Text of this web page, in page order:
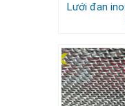
Lưới đan